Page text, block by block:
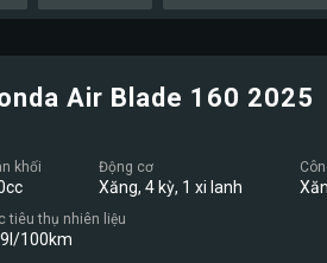
Air Blade 160 2025
khối Động cơ
Xăng, 4 kỳ, 1 xi lanh
tiêu thụ nhiên liệu
100km